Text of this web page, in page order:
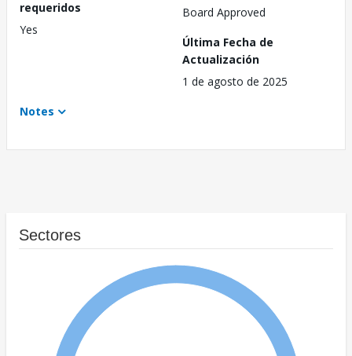
requeridos
Yes
Board Approved
Última Fecha de
Actualización
1 de agosto de 2025
Notes
Sectores